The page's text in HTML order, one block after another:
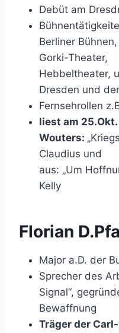
Debüt am
Berliner
Gorki-Theater,
Hebbeltheater,
Dresden und
Fernsehrollen
liest am
Wouters:
Claudius und
aus: „Um
Kelly
Florian
Major a.D. der
Sprecher des
Signal“,
Bewaffnung
Träger der